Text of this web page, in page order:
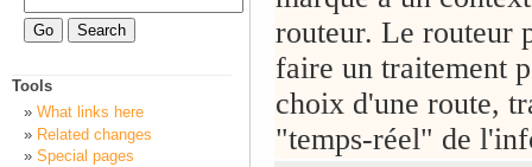
routeur. Le routeur
faire un traitement
choix d'une route,
"temps-réel" de
Tools
What links here
Related changes
Special pages